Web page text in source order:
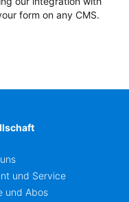
form on any CMS.
und Service
und Abos